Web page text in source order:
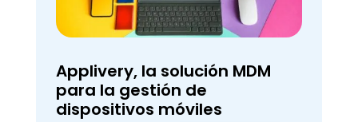
Applivery, la solución MDM
para la gestión de
dispositivos móviles